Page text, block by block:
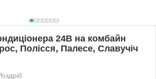
24В на комбайн
Полісся, Палесе, Славучіч